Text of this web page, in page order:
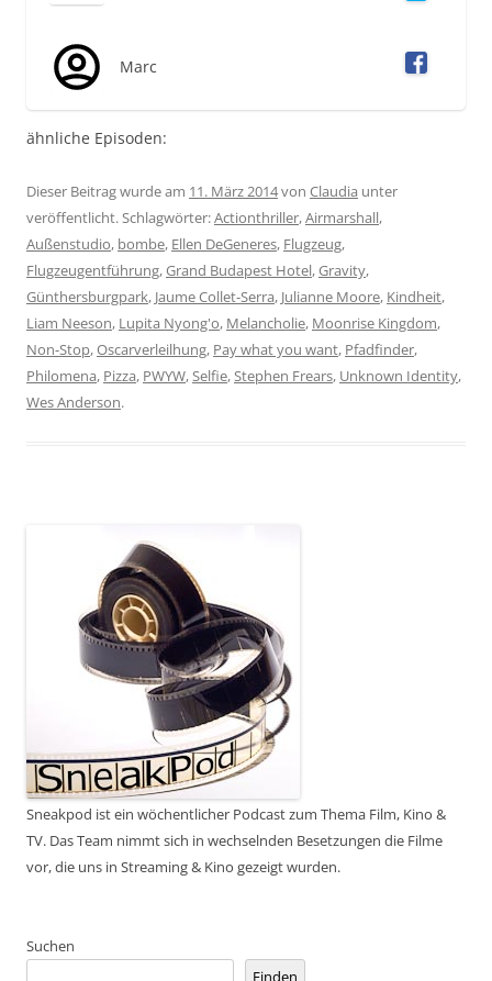
Marc
ähnliche Episoden:
Dieser Beitrag wurde am 11. März 2014von Claudia unter
veröffentlicht. Schlagwörter:Actionthriller,Airmarshall,
Außenstudio, bombe, Ellen DeGeneres, Flugzeug,
Flugzeugentführung,Grand Budapest Hotel,Gravity,
Günthersburgpark, Jaume Collet-Serra, Julianne Moore, Kindheit,
Liam Neeson, Lupita Nyong'o, Melancholie, Moonrise Kingdom,
Non-Stop,Oscarverleilhung, Pay what you want, Pfadfinder,
Philomena, Pizza, PWYW,Selfie,Stephen Frears, Unknown Identity,
Wes Anderson.
Sneakpod ist ein wöchentlicher Podcast zum Thema Film, Kino &
TV. Das Team nimmt sich in wechselnden Besetzungen die Filme
vor, die uns in Streaming & Kino gezeigt wurden.
Suchen
Finden